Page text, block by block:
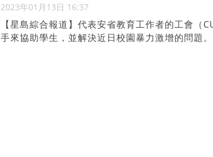
2023年01月13日 16:37
【星島綜合報道】代表安省教育工作者的工會（
手來協助學生，並解決近日校園暴力激增的問題